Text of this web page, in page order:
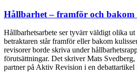
Hållbarhet – framför och bakom
Hållbarhetsarbete ser tyvärr väldigt olika ut
betraktaren står framför eller bakom
revisorer borde skriva under
förutsättningar. Det skriver Mats
partner på Aktiv Revision i en debattartikel